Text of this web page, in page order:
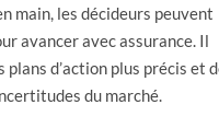
main, les décideurs peuvent
avancer avec assurance. Il
d’action plus précis et
du marché.